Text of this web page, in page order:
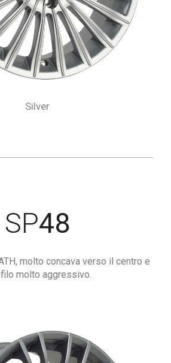
Silver
SP48
molto concava verso il centro e
molto aggressivo.